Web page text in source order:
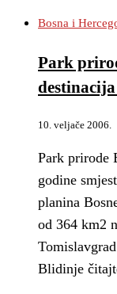
Bosna i
Park
10. veljače 2006.
Park prirode
godine
planina
od 364 km2
Blidinje